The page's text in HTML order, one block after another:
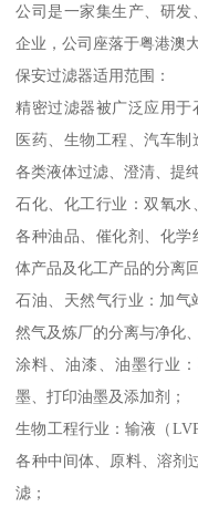
公司是一家集生产、研
企业，公司座落于粤港澳
保安过滤器适用范围：
精密过滤器被广泛应用于
医药、生物工程、汽车
各类液体过滤、澄清、提
石化、化工行业：双氧水
各种油品、催化剂、化
体产品及化工产品的分离
石油、天然气行业：加气
然气及炼厂的分离与净化
涂料、油漆、油墨行业
墨、打印油墨及添加剂；
生物工程行业：输液（
各种中间体、原料、溶剂
滤；